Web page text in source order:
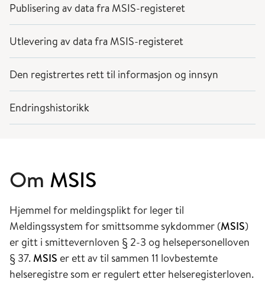
Publisering av data fra MSIS-registeret
Utlevering av data fra MSIS-registeret
Den registrertes rett til informasjon og innsyn
Endringshistorikk
Om MSIS
Hjemmel for meldingsplikt for leger til
Meldingssystem for smittsomme sykdommer (MSIS)
er gitt i smittevernloven § 2-3 og helsepersonelloven
§ 37. MSIS er ett av til sammen 11 lovbestemte
helseregistre som er regulert etter helseregisterloven.